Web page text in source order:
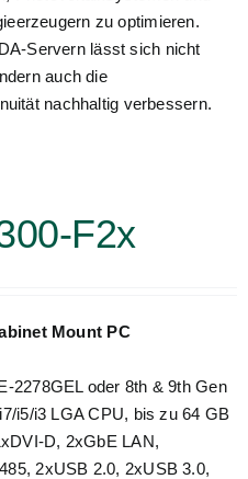
zu optimieren.
Servern lässt sich nicht
auch die
nachhaltig verbessern.
F2x
Mount PC
2278GEL oder 8th & 9th Gen
i5/i3 LGA CPU, bis zu 64 GB
D, 2xGbE LAN,
2xUSB 2.0, 2xUSB 3.0,